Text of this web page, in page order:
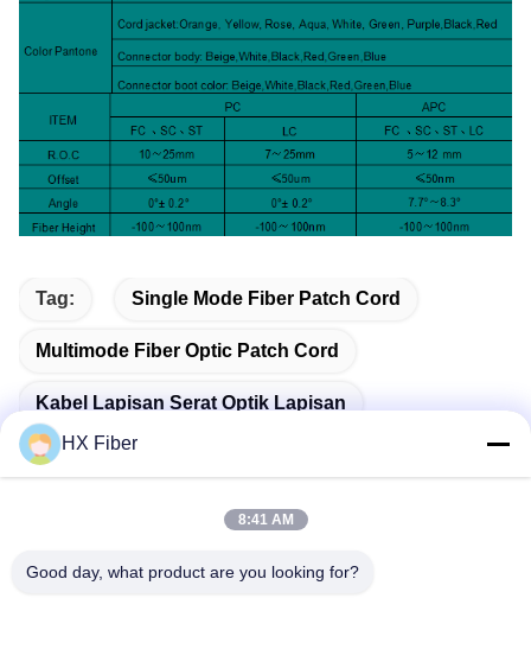
Tag: Single Mode Fiber Patch Cord
Multimode Fiber Optic Patch Cord
Kabel Lapisan Serat Optik Lapisan
HX Fiber
8:41 AM
Good day, what product are you looking for?